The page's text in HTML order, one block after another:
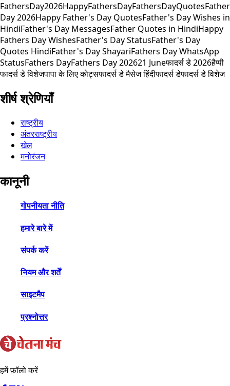
FathersDay2026HappyFathersDayFathersDayQuotes
Day 2026Happy Father's Day QuotesFather's Day Wishes in
HindiFather's Day MessagesFather Quotes in HindiHappy
Fathers Day WishesFather's Day StatusFather's Day
Quotes HindiFather's Day ShayariFathers Day WhatsApp
StatusFathers DayFathers Day 202621 Juneफादर्स डे 2026हैप्पी
फादर्स डे विशेजपापा के लिए कोट्सफादर्स डे मैसेज हिंदीफादर्स डेफादर्स डे विशेज
शीर्ष श्रेणियाँ
राष्ट्रीय
अंतरराष्ट्रीय
खेल
मनोरंजन
कानूनी
गोपनीयता नीति
हमारे बारे में
संपर्क करें
नियम और शर्तें
साइटमैप
प्रश्नोत्तर
हमें फ़ॉलो करें